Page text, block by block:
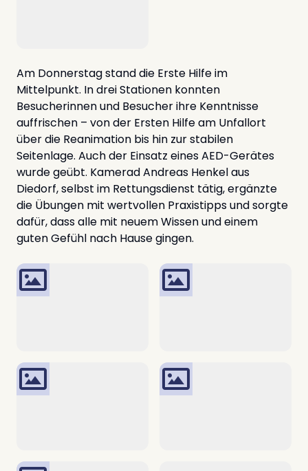
Am Donnerstag stand die Erste Hilfe im
Mittelpunkt. In drei Stationen konnten
Besucherinnen und Besucher ihre Kenntnisse
auffrischen – von der Ersten Hilfe am Unfallort
über die Reanimation bis hin zur stabilen
Seitenlage. Auch der Einsatz eines AED-Gerätes
wurde geübt. Kamerad Andreas Henkel aus
Diedorf, selbst im Rettungsdienst tätig, ergänzte
die Übungen mit wertvollen Praxistipps und sorgte
dafür, dass alle mit neuem Wissen und einem
guten Gefühl nach Hause gingen.